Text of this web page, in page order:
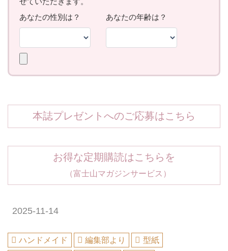
本誌プレゼントへのご応募はこちら
お得な定期購読はこちらを
（富士山マガジンサービス）
2025-11-14
ハンドメイド 編集部より
型紙